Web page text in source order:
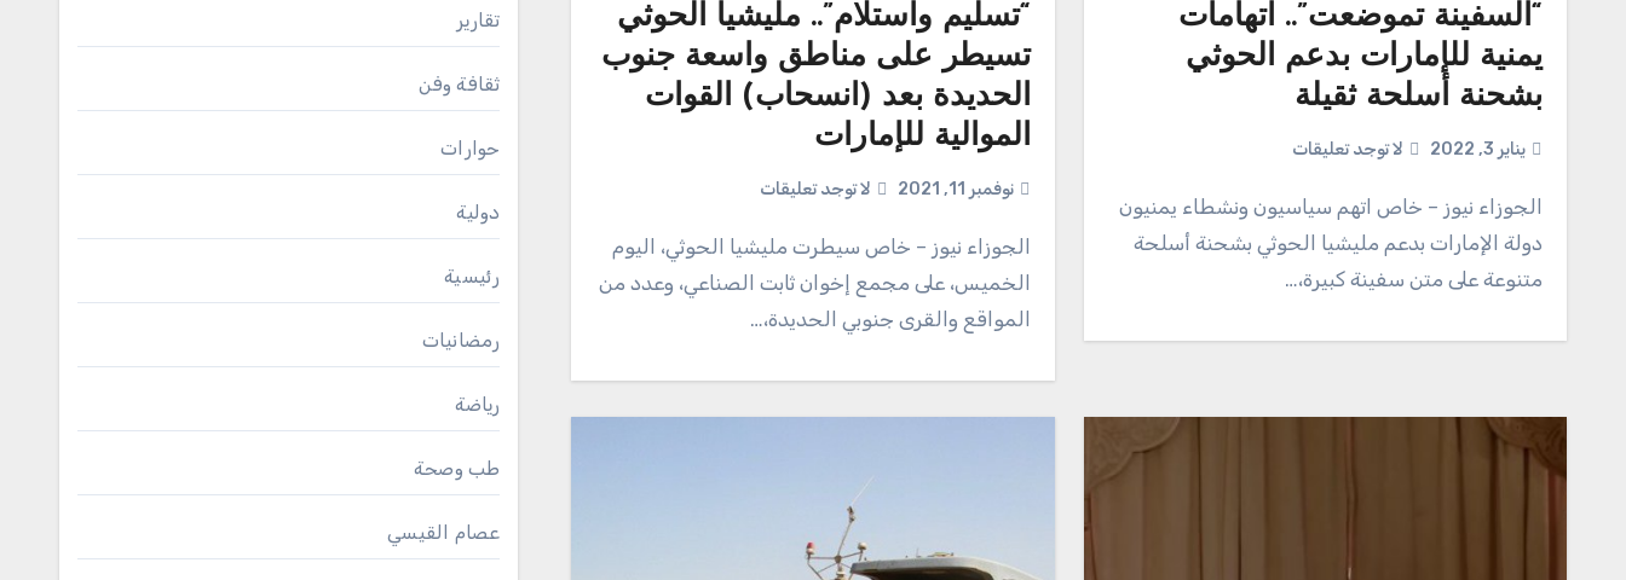
“السفينة تموضعت”.. اتهامات
يمنية للإمارات بدعم الحوثي
بشحنة أسلحة ثقيلة
يناير 3, 2022 لا توجد تعليقات
دولة الإمارات بدعم مليشيا الحوثي بشحنة أسلحة
متنوعة على متن سفينة كبيرة،…
“تسليم واستلام”.. مليشيا الحوثي
تسيطر على مناطق واسعة جنوب
الحديدة بعد (انسحاب) القوات
الموالية للإمارات
نوفمبر 11, 2021 لا توجد تعليقات
الخميس، على مجمع إخوان ثابت الصناعي، وعدد من
المواقع والقرى جنوبي الحديدة،…
تقارير
ثقافة وفن
حوارات
دولية
رئيسية
رمضانيات
رياضة
طب وصحة
عصام القيسي